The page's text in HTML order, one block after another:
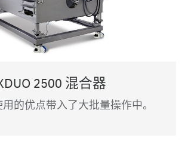
2500 混合器
的优点带入了大批量操作中。